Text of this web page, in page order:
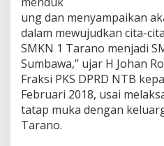
d
i
S
e
k
o
l
a
ung dan menyampaikan
dalam mewujudkan cita-
SMKN 1 Tarano menjadi
Sumbawa,” ujar H Johan
Fraksi PKS DPRD NTB
Februari 2018, usai
tatap muka dengan
Tarano.